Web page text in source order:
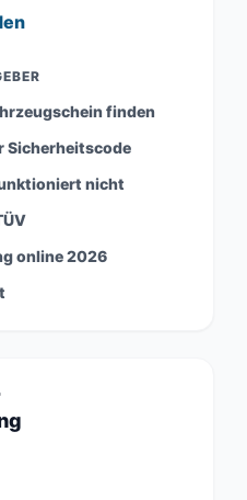
finden
Sicherheitscode
nicht
online 2026